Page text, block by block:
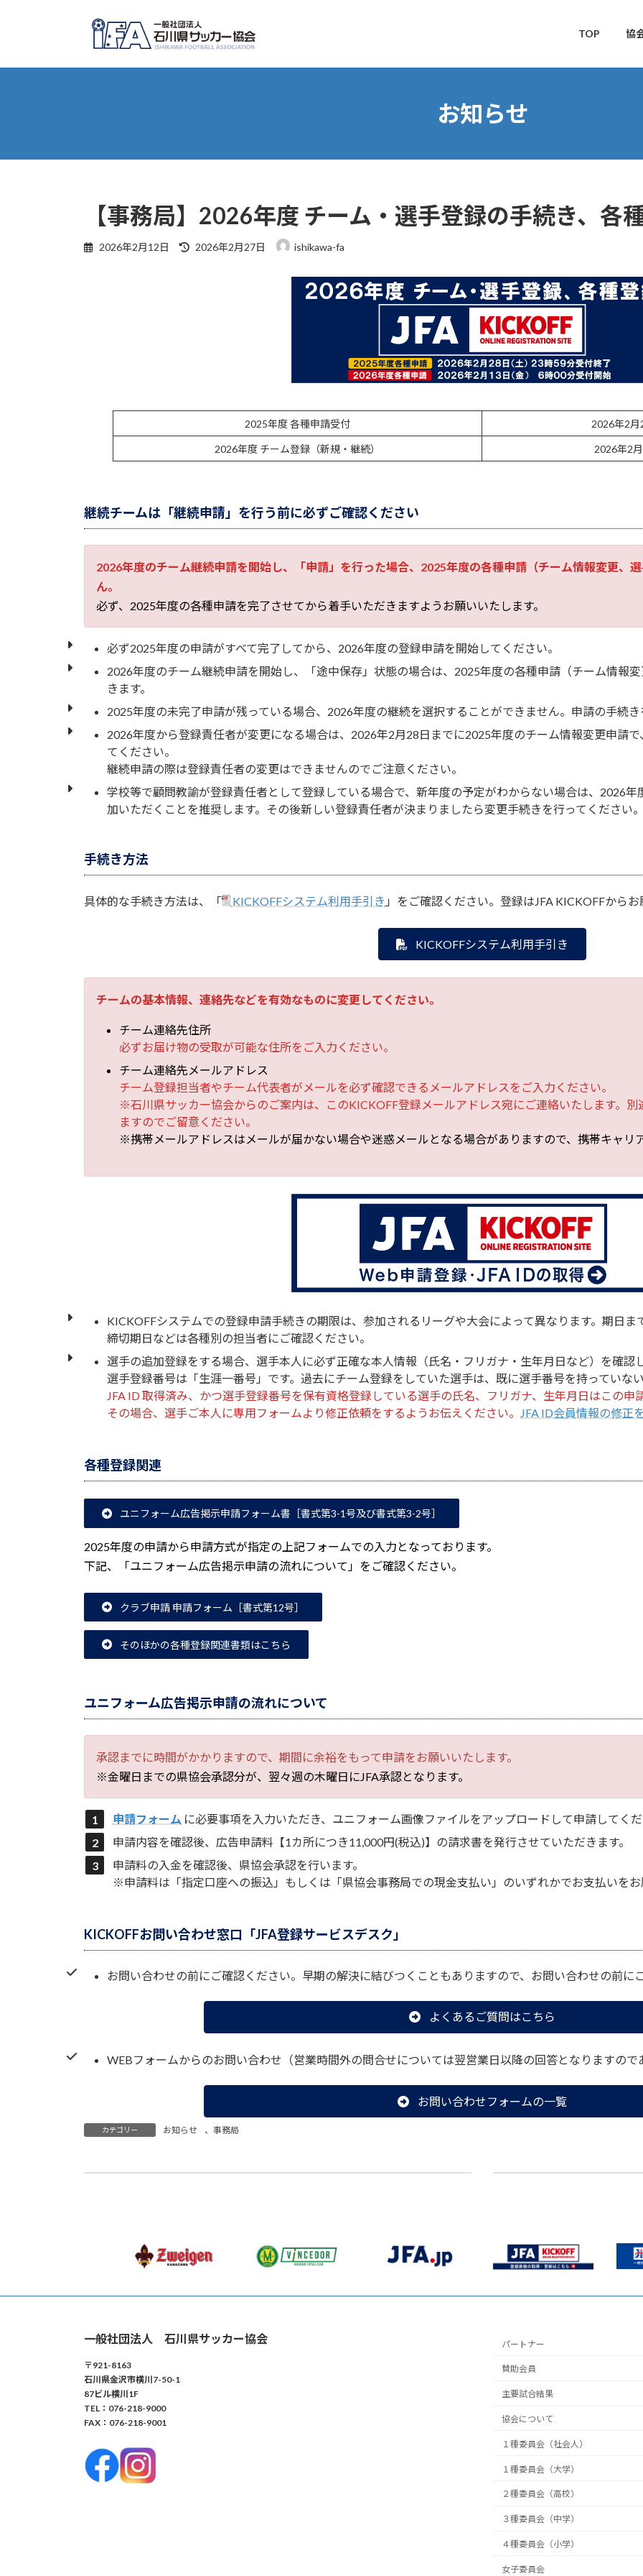
プ
動
TOP 協
お知らせ
【事務局】2026年度 チーム・選手登録の手続き、各
2026年2月12日
最
2026年2月27日 ishikawa-fa
2025年度 各種申請受付 2026年2月
2026年度 チーム登録（新規・継続） 2026年2
継続チームは「継続申請」を行う前に必ずご確認ください
2026年度のチーム継続申請を開始し、「申請」を行った場合、2025年度の各種申請（チーム情報変更、
ん。
必ず、2025年度の各種申請を完了させてから着手いただきますようお願いいたします。
必ず2025年度の申請がすべて完了してから、2026年度の登録申請を開始してください。
2026年度のチーム継続申請を開始し、「途中保存」状態の場合は、2025年度の各種申請（チーム情報
きます。
2025年度の未完了申請が残っている場合、2026年度の継続を選択することができません。申請の手続き
2026年度から登録責任者が変更になる場合は、2026年2月28日までに2025年度のチーム情報変更申請
てください。
継続申請の際は登録責任者の変更はできませんのでご注意ください。
学校等で顧問教諭が登録責任者として登録している場合で、新年度の予定がわからない場合は、2026
加いただくことを推奨します。その後新しい登録責任者が決まりましたら変更手続きを行ってください。
手続き方法
具体的な手続き方法は、「 KICKOFFシステム利用手引き 」をご確認ください。登録はJFA KICKOFFからお
KICKOFFシステム利用手引き
チームの基本情報、連絡先などを有効なものに変更してください。
チーム連絡先住所
必ずお届け物の受取が可能な住所をご入力ください。
チーム連絡先メールアドレス
チーム登録担当者やチーム代表者がメールを必ず確認できるメールアドレスをご入力ください。
※石川県サッカー協会からのご案内は、このKICKOFF登録メールアドレス宛にご連絡いたします。
ますのでご留意ください。
※携帯メールアドレスはメールが届かない場合や迷惑メールとなる場合がありますので、携帯キャリ
KICKOFFシステムでの登録申請手続きの期限は、参加されるリーグや大会によって異なります。期日ま
締切期日などは各種別の担当者にご確認ください。
選手の追加登録をする場合、選手本人に必ず正確な本人情報（氏名・フリガナ・生年月日など）を確認
選手登録番号は「生涯一番号」です。過去にチーム登録をしていた選手は、既に選手番号を持っていな
JFA ID 取得済み、かつ選手登録番号を保有資格登録している選手の氏名、フリガナ、生年月日はこの申
その場合、選手ご本人に専用フォームより修正依頼をするようお伝えください。
JFA ID会員情報の修正
各種登録関連
ユニフォーム広告掲示申請フォーム書［書式第3-1号及び書式第3-2号］
2025年度の申請から申請方式が指定の上記フォームでの入力となっております。
下記、「ユニフォーム広告掲示申請の流れについて」をご確認ください。
クラブ申請 申請フォーム［書式第12号］
そのほかの各種登録関連書類はこちら
ユニフォーム広告掲示申請の流れについて
承認までに時間がかかりますので、期間に余裕をもって申請をお願いいたします。
※金曜日までの県協会承認分が、翌々週の木曜日にJFA承認となります。
申請フォーム に必要事項を入力いただき、ユニフォーム画像ファイルをアップロードして申請してくだ
申請内容を確認後、広告申請料【1カ所につき11,000円(税込)】の請求書を発行させていただきます。
申請料の入金を確認後、県協会承認を行います。
※申請料は「指定口座への振込」もしくは「県協会事務局での現金支払い」のいずれかでお支払いをお
KICKOFFお問い合わせ窓口「JFA登録サービスデスク」
お問い合わせの前にご確認ください。早期の解決に結びつくこともありますので、お問い合わせの前に
よくあるご質問はこちら
WEBフォームからのお問い合わせ（営業時間外の問合せについては翌営業日以降の回答となりますので
お問い合わせフォームの一覧
カテゴリー お知らせ 、 事務局
一般社団法人 石川県サッカー協会
〒921-8163
石川県金沢市横川7-50-1
87ビル横川1F
TEL：076-218-9000
FAX：076-218-9001
パートナー
賛助会員
主要試合結果
協会について
１種委員会（社会人）
１種委員会（大学）
２種委員会（高校）
３種委員会（中学）
４種委員会（小学）
女子委員会